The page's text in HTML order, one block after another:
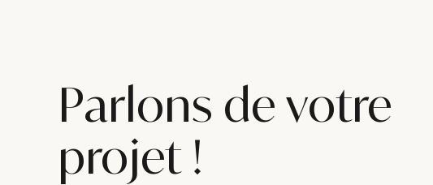
Parlons de votre
projet !